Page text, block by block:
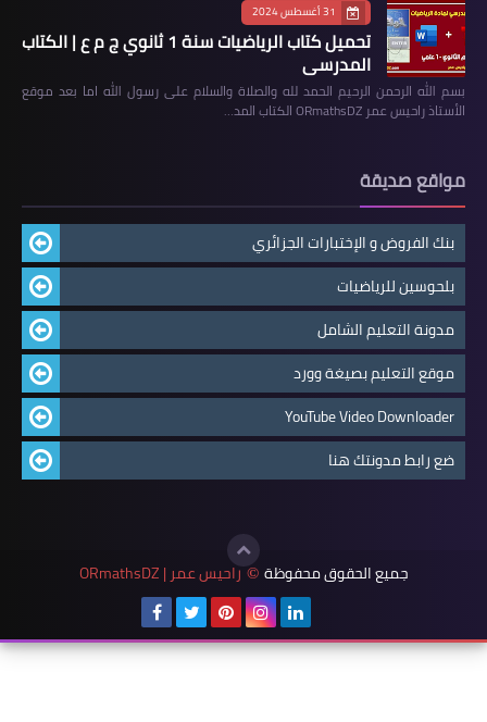
31 أغسطس 2024
تحميل كتاب الرياضيات سنة 1 ثانوي ج م ع | الكتاب
المدرسي
بسم الله الرحمن الرحيم الحمد لله والصلاة والسلام على رسول الله اما بعد موقع
الأستاذ راحيس عمر ORmathsDZ الكتاب المد…
مواقع صديقة
بنك الفروض و الإختبارات الجزائري
بلحوسين للرياضيات
مدونة التعليم الشامل
موقع التعليم بصيغة وورد
YouTube Video Downloader
ضع رابط مدونتك هنا
جميع الحقوق محفوظة © راحيس عمر | ORmathsDZ